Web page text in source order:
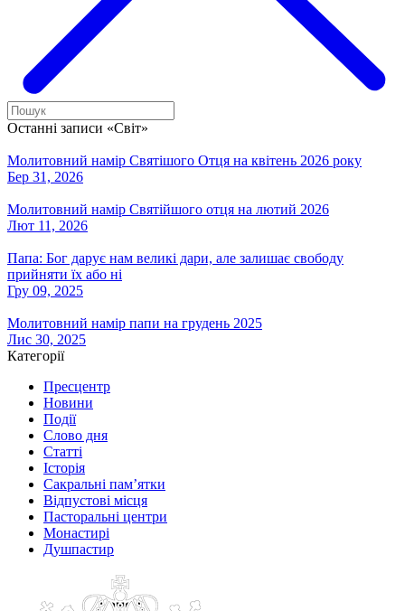
Останні записи «Світ»
Молитовний намір Святішого Отця на квітень 2026 року
Бер 31, 2026
Молитовний намір Святійшого отця на лютий 2026
Лют 11, 2026
Папа: Бог дарує нам великі дари, але залишає свободу
прийняти їх або ні
Гру 09, 2025
Молитовний намір папи на грудень 2025
Лис 30, 2025
Категорії
Пресцентр
Новини
Події
Слово дня
Статті
Історія
Сакральні пам’ятки
Відпустові місця
Пасторальні центри
Монастирі
Душпастир